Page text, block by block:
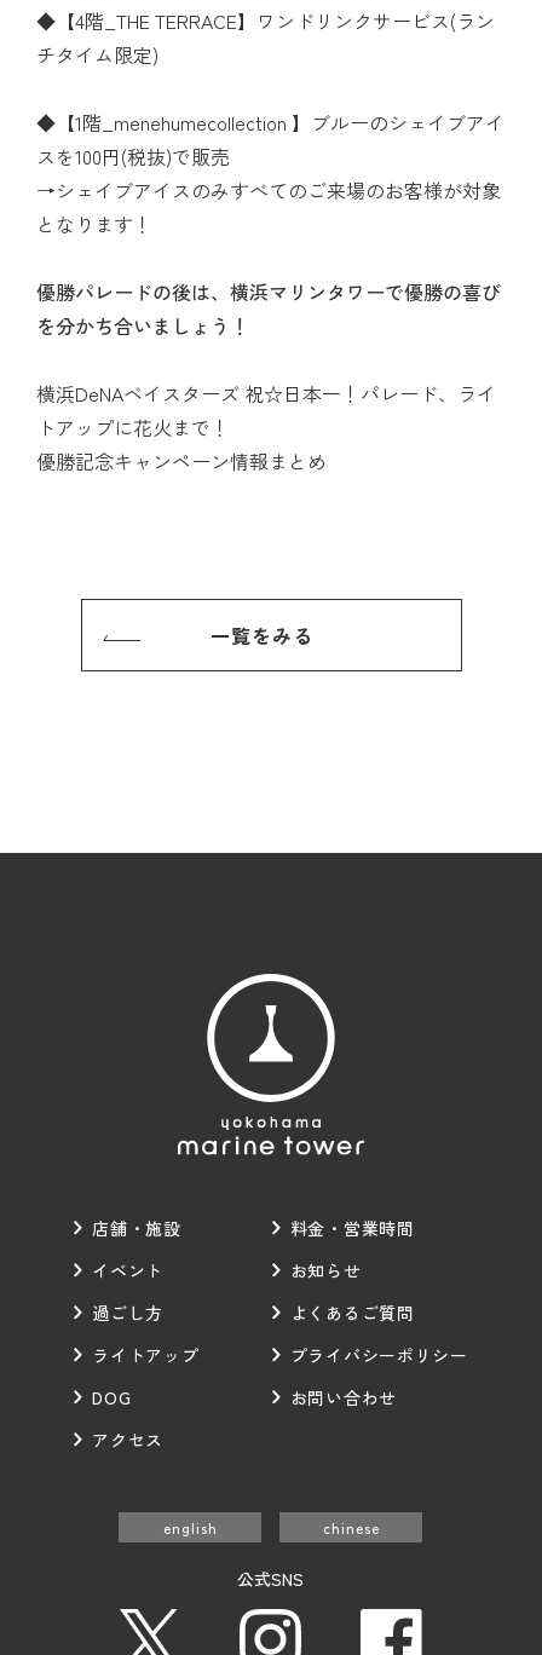
◆【4階_THE TERRACE】ワンドリンクサービス(ラン
チタイム限定)
◆【1階_menehumecollection 】ブルーのシェイブアイ
スを100円(税抜)で販売
→シェイブアイスのみすべてのご来場のお客様が対象
となります！
優勝パレードの後は、横浜マリンタワーで優勝の喜び
を分かち合いましょう！
横浜DeNAベイスターズ 祝☆日本一！パレード、ライ
トアップに花火まで！
優勝記念キャンペーン情報まとめ
一覧をみる
店舗・施設
イベント
過ごし方
ライトアップ
DOG
アクセス
料金・営業時間
お知らせ
よくあるご質問
プライバシーポリシー
お問い合わせ
english chinese
公式SNS